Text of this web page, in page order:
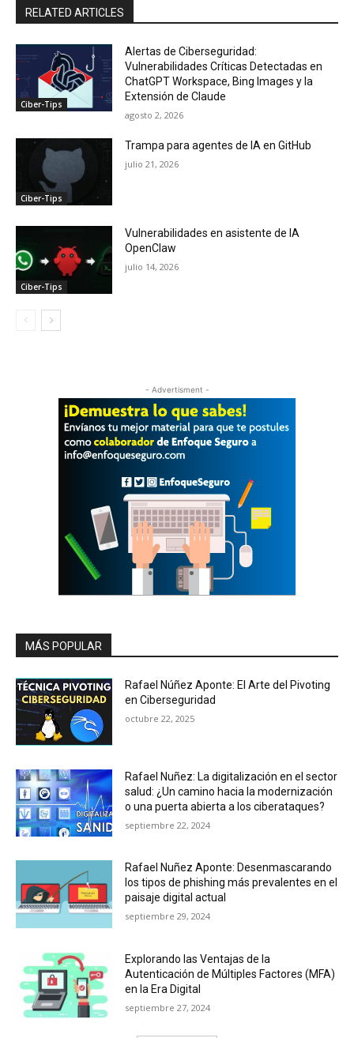
RELATED ARTICLES
Ciber-Tips
Alertas de Ciberseguridad:
Vulnerabilidades Críticas Detectadas en
ChatGPT Workspace, Bing Images y la
Extensión de Claude
agosto 2, 2026
Ciber-Tips
Trampa para agentes de IA en GitHub
julio 21, 2026
Ciber-Tips
Vulnerabilidades en asistente de IA
OpenClaw
julio 14, 2026
- Advertisment -
MÁS POPULAR
Rafael Núñez Aponte: El Arte del Pivoting
en Ciberseguridad
octubre 22, 2025
Rafael Nuñez: La digitalización en el sector
salud: ¿Un camino hacia la modernización
o una puerta abierta a los ciberataques?
septiembre 22, 2024
Rafael Nuñez Aponte: Desenmascarando
los tipos de phishing más prevalentes en el
paisaje digital actual
septiembre 29, 2024
Explorando las Ventajas de la
Autenticación de Múltiples Factores (MFA)
en la Era Digital
septiembre 27, 2024